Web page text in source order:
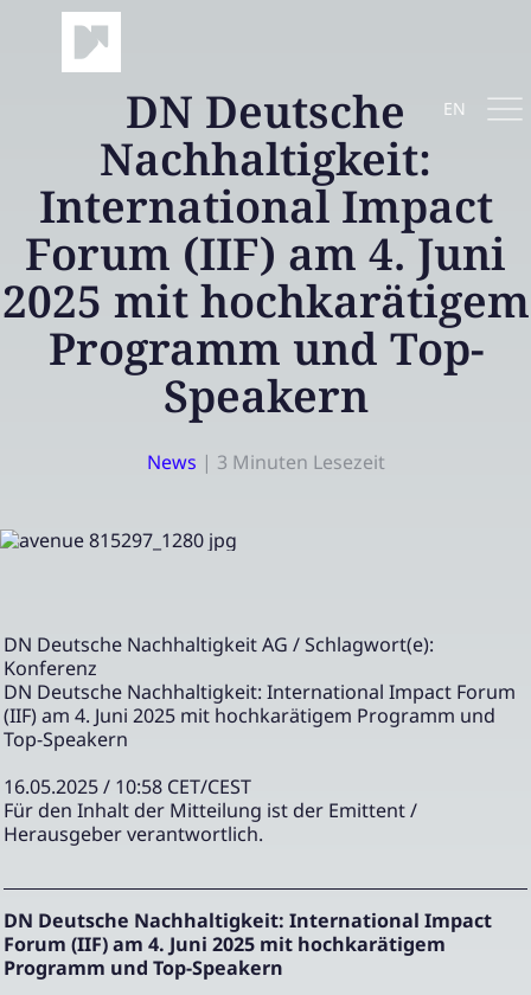
EN
DN Deutsche
Nachhaltigkeit:
International Impact
Forum (IIF) am 4. Juni
2025 mit hochkarätigem
Programm und Top-
Speakern
News | 3 Minuten Lesezeit
DN Deutsche Nachhaltigkeit AG / Schlagwort(e):
Konferenz
DN Deutsche Nachhaltigkeit: International Impact Forum
(IIF) am 4. Juni 2025 mit hochkarätigem Programm und
Top-Speakern
16.05.2025 / 10:58 CET/CEST
Für den Inhalt der Mitteilung ist der Emittent /
Herausgeber verantwortlich.
DN Deutsche Nachhaltigkeit: International Impact
Forum (IIF) am 4. Juni 2025 mit hochkarätigem
Programm und Top-Speakern